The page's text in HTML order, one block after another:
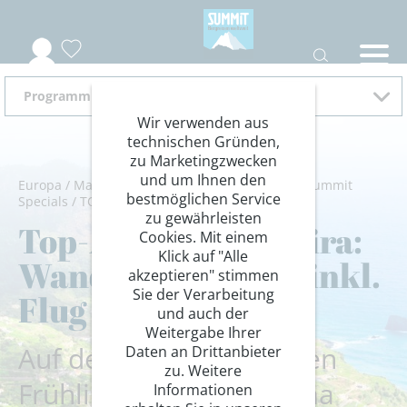
Programm Hotel Rocamar 01.01.-28.10.2026
Europa / Madeira-Portugal/Madeira-Atlantik
Summit
Specials / TOP-Angebote
Top-Angebot Madeira:
Wander-Klassiker inkl.
Flug
Auf der „Insel des ewigen
Frühlings“ | Mildes Klima
Wir verwenden aus
technischen Gründen,
zu Marketingzwecken
und um Ihnen den
bestmöglichen Service
zu gewährleisten
Cookies. Mit einem
Klick auf "Alle
akzeptieren" stimmen
Sie der Verarbeitung
und auch der
Weitergabe Ihrer
Daten an Drittanbieter
zu. Weitere
Informationen